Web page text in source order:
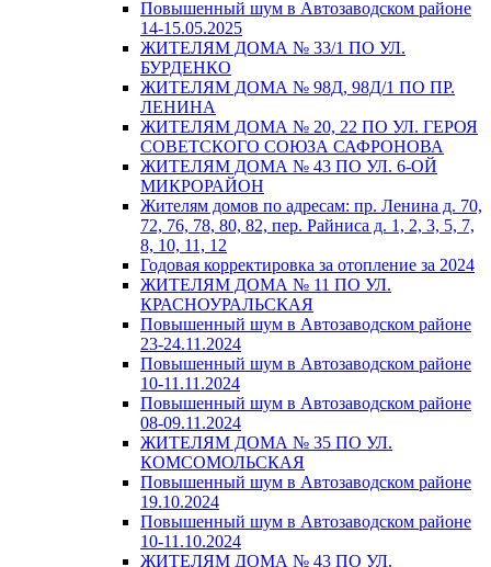
Повышенный шум в Автозаводском районе
14-15.05.2025
ЖИТЕЛЯМ ДОМА № 33/1 ПО УЛ.
БУРДЕНКО
ЖИТЕЛЯМ ДОМА № 98Д, 98Д/1 ПО ПР.
ЛЕНИНА
ЖИТЕЛЯМ ДОМА № 20, 22 ПО УЛ. ГЕРОЯ
СОВЕТСКОГО СОЮЗА САФРОНОВА
ЖИТЕЛЯМ ДОМА № 43 ПО УЛ. 6-ОЙ
МИКРОРАЙОН
Жителям домов по адресам: пр. Ленина д. 70,
72, 76, 78, 80, 82, пер. Райниса д. 1, 2, 3, 5, 7,
8, 10, 11, 12
Годовая корректировка за отопление за 2024
ЖИТЕЛЯМ ДОМА № 11 ПО УЛ.
КРАСНОУРАЛЬСКАЯ
Повышенный шум в Автозаводском районе
23-24.11.2024
Повышенный шум в Автозаводском районе
10-11.11.2024
Повышенный шум в Автозаводском районе
08-09.11.2024
ЖИТЕЛЯМ ДОМА № 35 ПО УЛ.
КОМСОМОЛЬСКАЯ
Повышенный шум в Автозаводском районе
19.10.2024
Повышенный шум в Автозаводском районе
10-11.10.2024
ЖИТЕЛЯМ ДОМА № 43 ПО УЛ.